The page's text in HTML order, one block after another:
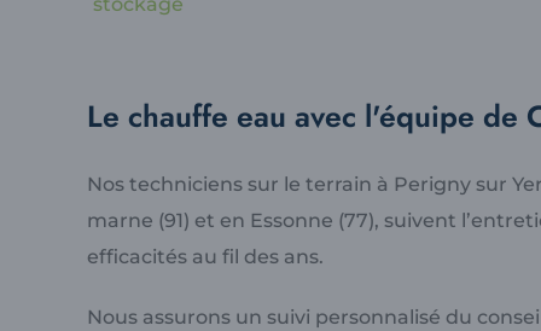
Le chauffe eau avec l'équipe de
Nos techniciens sur le terrain à Perigny sur
marne (91) et en Essonne (77), suivent
efficacités au fil des ans.
Nous assurons un suivi personnalisé du